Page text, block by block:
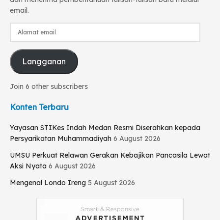
email.
Langganan
Join 6 other subscribers
Konten Terbaru
Yayasan STIKes Indah Medan Resmi Diserahkan kepada
Persyarikatan Muhammadiyah 6 August 2026
UMSU Perkuat Relawan Gerakan Kebajikan Pancasila Lewat
Aksi Nyata 6 August 2026
Mengenal Londo Ireng 5 August 2026